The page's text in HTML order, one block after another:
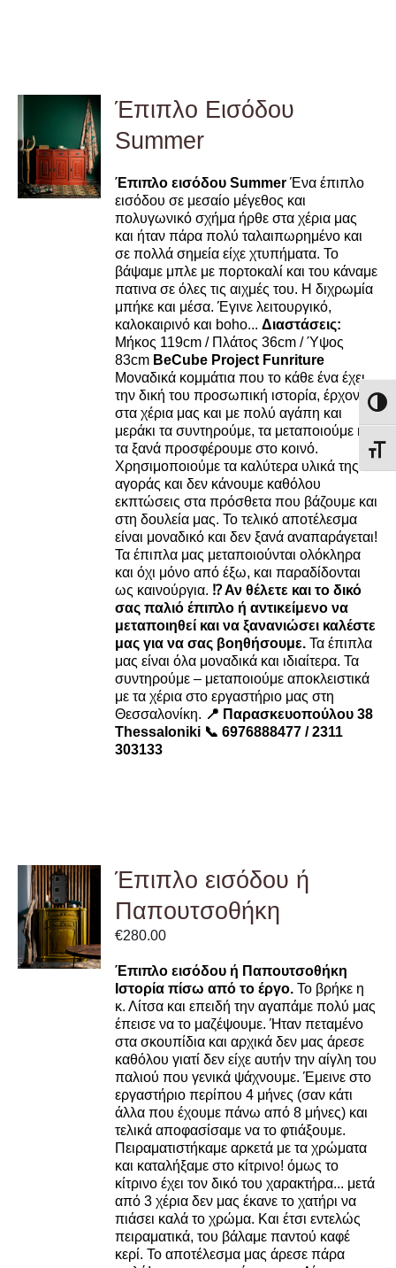
DETAILS
Έπιπλο Εισόδου
Summer
Έπιπλο εισόδου SummerΈνα έπιπλο
εισόδου σε μεσαίο μέγεθος και
πολυγωνικό σχήμα ήρθε στα χέρια μας
και ήταν πάρα πολύ ταλαιπωρημένο και
σε πολλά σημεία είχε χτυπήματα. Το
βάψαμε μπλε με πορτοκαλί και του κάναμε
πατινα σε όλες τις αιχμές του. Η διχρωμία
μπήκε και μέσα. Έγινε λειτουργικό,
καλοκαιρινό και boho...Διαστάσεις:
Μήκος 119cm / Πλάτος 36cm / Ύψος
83cm BeCube Project Funriture
Μοναδικά κομμάτια που το κάθε ένα έχει
την δική του προσωπική ιστορία, έρχονται
στα χέρια μας και με πολύ αγάπη και
μεράκι τα συντηρούμε, τα μεταποιούμε και
τα ξανά προσφέρουμε στο κοινό.
Χρησιμοποιούμε τα καλύτερα υλικά της
αγοράς και δεν κάνουμε καθόλου
εκπτώσεις στα πρόσθετα που βάζουμε και
στη δουλεία μας. Το τελικό αποτέλεσμα
είναι μοναδικό και δεν ξανά αναπαράγεται!
Τα έπιπλα μας μεταποιούνται ολόκληρα
και όχι μόνο από έξω, και παραδίδονται
ως καινούργια. ⁉️ Αν θέλετε και το δικό
σας παλιό έπιπλο ή αντικείμενο να
μεταποιηθεί και να ξανανιώσει καλέστε
μας για να σας βοηθήσουμε. Τα έπιπλα
μας είναι όλα μοναδικά και ιδιαίτερα. Τα
συντηρούμε – μεταποιούμε αποκλειστικά
με τα χέρια στο εργαστήριο μας στη
Θεσσαλονίκη. 📍 Παρασκευοπούλου 38
Thessaloniki 📞 6976888477 / 2311
303133
ADD TO
CART
/
DETAILS
Έπιπλο εισόδου ή
Παπουτσοθήκη
€280.00
Έπιπλο εισόδου ή Παπουτσοθήκη
Ιστορία πίσω από το έργο. Το βρήκε η
κ. Λίτσα και επειδή την αγαπάμε πολύ μας
έπεισε να το μαζέψουμε. Ήταν πεταμένο
στα σκουπίδια και αρχικά δεν μας άρεσε
καθόλου γιατί δεν είχε αυτήν την αίγλη του
παλιού που γενικά ψάχνουμε. Έμεινε στο
εργαστήριο περίπου 4 μήνες (σαν κάτι
άλλα που έχουμε πάνω από 8 μήνες) και
τελικά αποφασίσαμε να το φτιάξουμε.
Πειραματιστήκαμε αρκετά με τα χρώματα
και καταλήξαμε στο κίτρινο! όμως το
κίτρινο έχει τον δικό του χαρακτήρα... μετά
από 3 χέρια δεν μας έκανε το χατήρι να
πιάσει καλά το χρώμα. Και έτσι εντελώς
πειραματικά, του βάλαμε παντού καφέ
κερί. Το αποτέλεσμα μας άρεσε πάρα